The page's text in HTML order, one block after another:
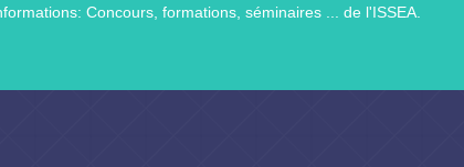
Concours, formations, séminaires ... de l'ISSEA.